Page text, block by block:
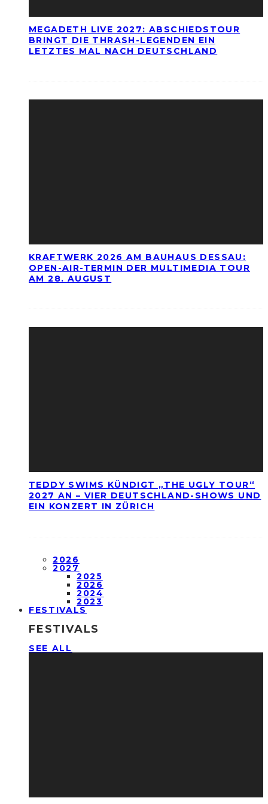
MEGADETH LIVE 2027: ABSCHIEDSTOUR
BRINGT DIE THRASH-LEGENDEN EIN
LETZTES MAL NACH DEUTSCHLAND
KRAFTWERK 2026 AM BAUHAUS DESSAU:
OPEN-AIR-TERMIN DER MULTIMEDIA TOUR
AM 28. AUGUST
TEDDY SWIMS KÜNDIGT „THE UGLY TOUR“
2027 AN – VIER DEUTSCHLAND-SHOWS UND
EIN KONZERT IN ZÜRICH
2026
2027
2025
2026
2024
2023
FESTIVALS
FESTIVALS
SEE ALL